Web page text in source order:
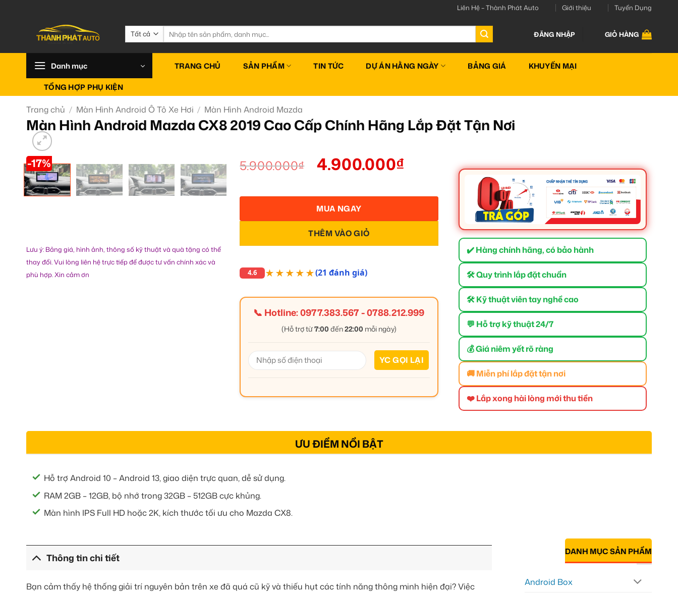
Liên Hệ – Thành Phát Auto Giới thiệu Tuyển Dụng
Tìm
kiếm:
ĐĂNG NHẬP GIỎ HÀNG
Danh mục TRANG CHỦ SẢN PHẨM TIN TỨC DỰ ÁN HẰNG NGÀY BẢNG GIÁ KHUYẾN MẠI
TỔNG HỢP PHỤ KIỆN
Trang chủ / Màn Hình Android Ô Tô Xe Hơi / Màn Hình Android Mazda
Màn Hình Android Mazda CX8 2019 Cao Cấp Chính Hãng Lắp Đặt Tận Nơi
-17%
Lưu ý: Bảng giá, hình ảnh, thông số kỹ thuật và quà tặng có thể
thay đổi. Vui lòng liên hệ trực tiếp để được tư vấn chính xác và
phù hợp. Xin cảm ơn
5.900.000₫ 4.900.000₫
THÊM VÀO GIỎ
MUA NGAY
4.6 ★★★★★(21 đánh giá)
📞 Hotline:0977.383.567-0788.212.999
(Hỗ trợ từ7:00 đến22:00 mỗi ngày)
✔️ Hàng chính hãng, có bảo hành
🛠 Quy trình lắp đặt chuẩn
🛠 Kỹ thuật viên tay nghề cao
💬 Hỗ trợ kỹ thuật 24/7
💰 Giá niêm yết rõ ràng
🚚 Miễn phí lắp đặt tận nơi
❤️ Lắp xong hài lòng mới thu tiền
ƯU ĐIỂM NỔI BẬT
Hỗ trợ Android 10 – Android 13, giao diện trực quan, dễ sử dụng.
RAM 2GB – 12GB, bộ nhớ trong 32GB – 512GB cực khủng.
Màn hình IPS Full HD hoặc 2K, kích thước tối ưu cho Mazda CX8.
Thông tin chi tiết
Bạn cảm thấy hệ thống giải trí nguyên bản trên xe đã quá cũ kỹ và thiếu hụt các tính năng thông minh hiện đại? Việc
DANH MỤC SẢN PHẨM
Android Box